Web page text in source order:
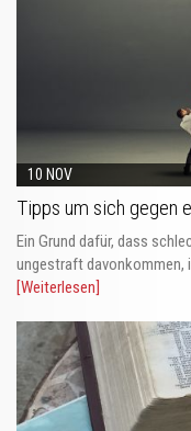
10 NOV
Tipps um sich gegen
Ein Grund dafür, dass
ungestraft davonkommen,
[Weiterlesen]